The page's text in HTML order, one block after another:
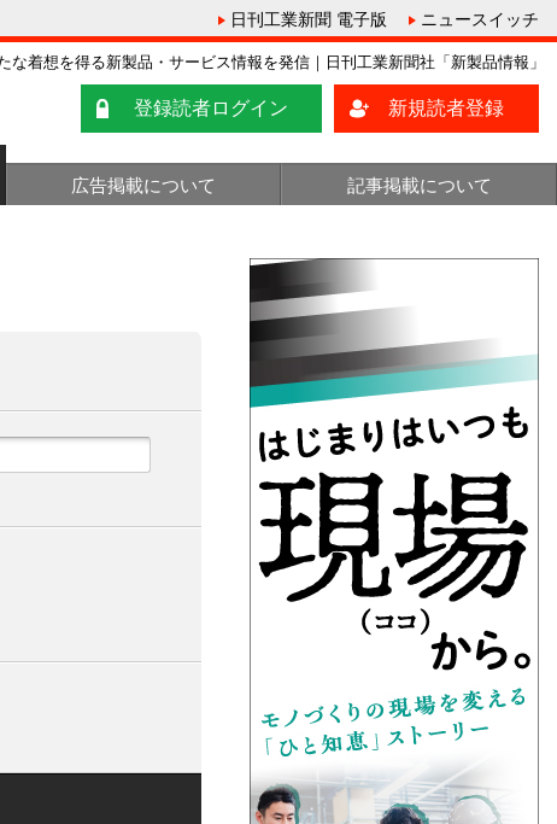
日刊工業新聞 電子版 ニュースイッチ
な着想を得る新製品・サービス情報を発信｜日刊工業新聞社「新製品情報」
登録読者ログイン 新規読者登録
広告掲載について 記事掲載について